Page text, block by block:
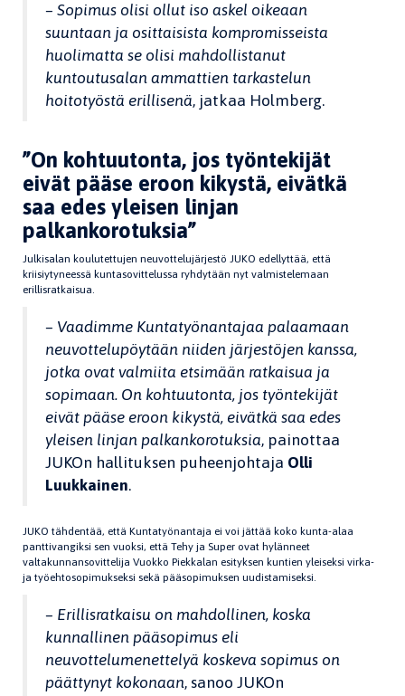
– Sopimus olisi ollut iso askel oikeaan
suuntaan ja osittaisista kompromisseista
huolimatta se olisi mahdollistanut
kuntoutusalan ammattien tarkastelun
hoitotyöstä erillisenä, jatkaa Holmberg.
”On kohtuutonta, jos työntekijät
eivät pääse eroon kikystä, eivätkä
saa edes yleisen linjan
palkankorotuksia”
Julkisalan koulutettujen neuvottelujärjestö JUKO edellyttää, että
kriisiytyneessä kuntasovittelussa ryhdytään nyt valmistelemaan
erillisratkaisua.
– Vaadimme Kuntatyönantajaa palaamaan
neuvottelupöytään niiden järjestöjen kanssa,
jotka ovat valmiita etsimään ratkaisua ja
sopimaan. On kohtuutonta, jos työntekijät
eivät pääse eroon kikystä, eivätkä saa edes
yleisen linjan palkankorotuksia, painottaa
JUKOn hallituksen puheenjohtaja Olli
Luukkainen.
JUKO tähdentää, että Kuntatyönantaja ei voi jättää koko kunta-alaa
panttivangiksi sen vuoksi, että Tehy ja Super ovat hylänneet
valtakunnansovittelija Vuokko Piekkalan esityksen kuntien yleiseksi virka-
ja työehtosopimukseksi sekä pääsopimuksen uudistamiseksi.
– Erillisratkaisu on mahdollinen, koska
kunnallinen pääsopimus eli
neuvottelumenettelyä koskeva sopimus on
päättynyt kokonaan, sanoo JUKOn